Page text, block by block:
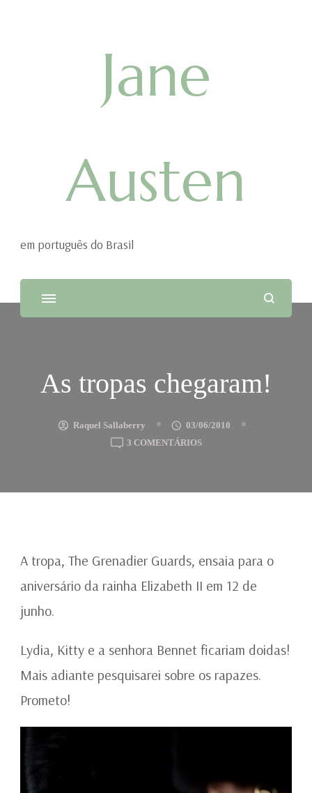
Jane
Austen
em português do Brasil
As tropas chegaram!
Raquel Sallaberry
03/06/2010
3 COMENTÁRIOSEM
CHEGARAM!
A tropa, The Grenadier Guards, ensaia para o
aniversário da rainha Elizabeth II em 12 de
junho.
Lydia, Kitty e a senhora Bennet ficariam doidas!
Mais adiante pesquisarei sobre os rapazes.
Prometo!